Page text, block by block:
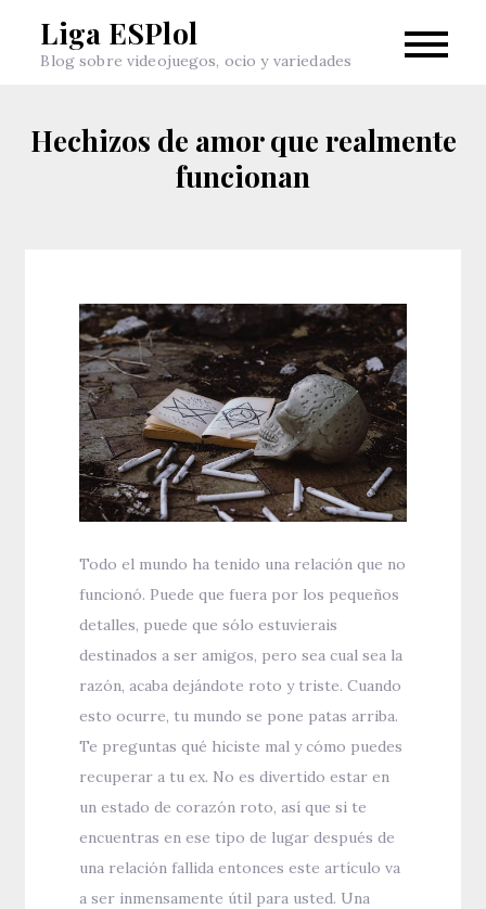
Liga ESPlol
Blog sobre videojuegos, ocio y variedades
Hechizos de amor que realmente
funcionan
Todo el mundo ha tenido una relación que no
funcionó. Puede que fuera por los pequeños
detalles, puede que sólo estuvierais
destinados a ser amigos, pero sea cual sea la
razón, acaba dejándote roto y triste. Cuando
esto ocurre, tu mundo se pone patas arriba.
Te preguntas qué hiciste mal y cómo puedes
recuperar a tu ex. No es divertido estar en
un estado de corazón roto, así que si te
encuentras en ese tipo de lugar después de
una relación fallida entonces este artículo va
a ser inmensamente útil para usted. Una